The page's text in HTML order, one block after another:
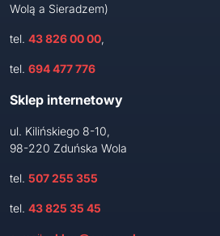
Wolą a Sieradzem)
tel. 43 826 00 00,
tel. 694 477 776
Sklep internetowy
ul. Kilińskiego 8-10,
98-220 Zduńska Wola
tel. 507 255 355
tel. 43 825 35 45